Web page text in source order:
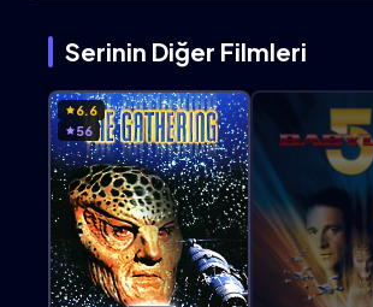
Serinin Diğer Filmleri
6.6
56